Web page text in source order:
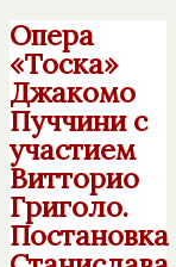
Опера
«Тоска»
Джакомо
Пуччини с
участием
Витторио
Григоло.
Постановка